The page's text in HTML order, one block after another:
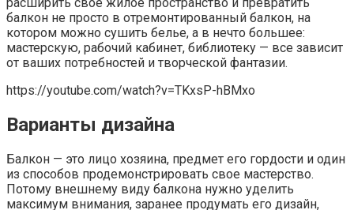
балкон не просто в отремонтированный балкон, на
котором можно сушить белье, а в нечто большее:
мастерскую, рабочий кабинет, библиотеку — все зависит
от ваших потребностей и творческой фантазии.
https://youtube.com/watch?v=TKxsP-hBMxo
Варианты дизайна
Балкон — это лицо хозяина, предмет его гордости и один
из способов продемонстрировать свое мастерство.
Потому внешнему виду балкона нужно уделить
максимум внимания, заранее продумать его дизайн,